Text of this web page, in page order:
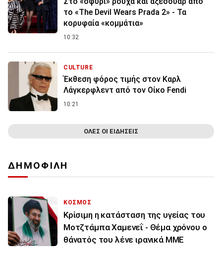
το «The Devil Wears Prada 2» - Τα
κορυφαία «κομμάτια»
10:32
CULTURE
Έκθεση φόρος τιμής στον Καρλ
Λάγκερφλεντ από τον Οίκο Fendi
10:21
ΟΛΕΣ ΟΙ ΕΙΔΗΣΕΙΣ
ΔΗΜΟΦΙΛΗ
ΚΟΣΜΟΣ
Κρίσιμη η κατάσταση της υγείας του
Μοτζτάμπα Χαμενεΐ - Θέμα χρόνου ο
θάνατός του λένε ιρανικά ΜΜΕ